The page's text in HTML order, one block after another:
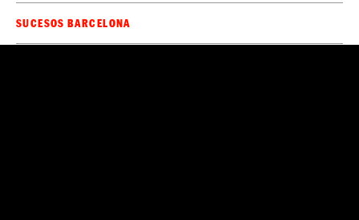
SUCESOS BARCELONA